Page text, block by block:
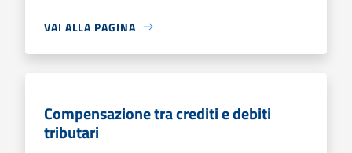
VAI ALLA PAGINA
Compensazione tra crediti e debiti
tributari